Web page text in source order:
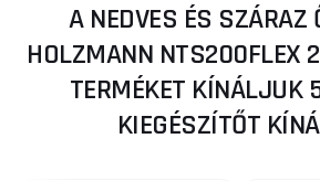
A NEDVES ÉS SZÁRAZ
HOLZMANN NTS200FLEX
TERMÉKET KÍNÁLJUK
KIEGÉSZÍTŐT